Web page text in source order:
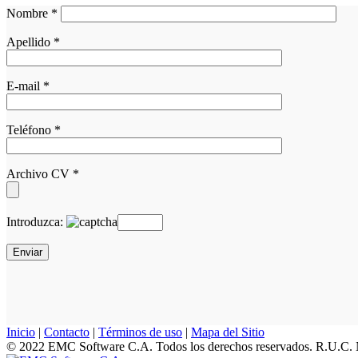
Nombre *
Apellido *
E-mail *
Teléfono *
Archivo CV *
Introduzca:
Inicio | Contacto | Términos de uso | Mapa del Sitio
© 2022 EMC Software C.A. Todos los derechos reservados.